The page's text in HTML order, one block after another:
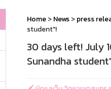
Home>News>press
student"!
30 days left! July
Sunandha